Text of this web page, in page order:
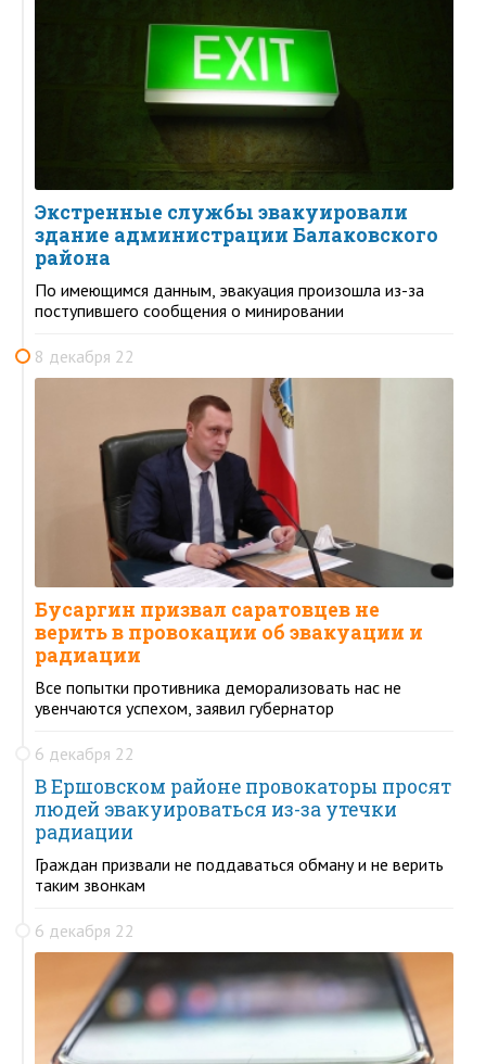
Экстренные службы эвакуировали
здание администрации Балаковского
района
По имеющимся данным, эвакуация произошла из-за
поступившего сообщения о минировании
8 декабря 22
Бусаргин призвал саратовцев не
верить в провокации об эвакуации и
радиации
Все попытки противника деморализовать нас не
увенчаются успехом, заявил губернатор
6 декабря 22
В Ершовском районе провокаторы просят
людей эвакуироваться из-за утечки
радиации
Граждан призвали не поддаваться обману и не верить
таким звонкам
6 декабря 22